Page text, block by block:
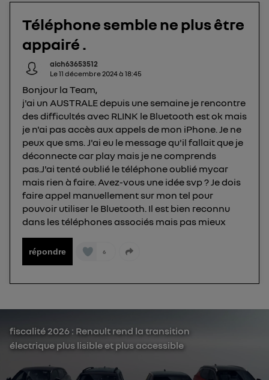
Téléphone semble ne plus être
appairé .
aich63653512
Le11 décembre 2024à 18:45
Bonjour la Team,
j'ai un AUSTRALE depuis une semaine je rencontre
des difficultés avec RLINK le Bluetooth est ok mais
je n'ai pas accès aux appels de mon iPhone. Je ne
peux que sms. J'ai eu le message qu'il fallait que je
déconnecte car play mais je ne comprends
pas.J'ai tenté oublié le téléphone oublié mycar
mais rien à faire. Avez-vous une idée svp ? Je dois
faire appel manuellement sur mon tel pour
pouvoir utiliser le Bluetooth. Il est bien reconnu
dans les téléphones associés mais pas mieux
répondre 6
fiscalité 2026 : Renault rend la transition
électrique plus lisible et plus accessible
L'identifiant est associé à votre connexion
internet. Ainsi, toutes les personnes utilisant la
même connexion et ayant consenties se verront
attribuer le même identifiant. En général :
sur la navigation des membres du foyer ayant consentis.
Pour uneconnexion mobile , la personnalisation sera basée
uniquement sur la navigation de l'utilisateur du mobile.
Vous pouvez à tout moment retirer ce
consentement surle portail d’Utiq("
") ou via la page « gérer Utiq » en bas de ce site.
Pour plus d'informations, veuillez consulterla
Politique d'information sur les données
personnelles d'Utiq